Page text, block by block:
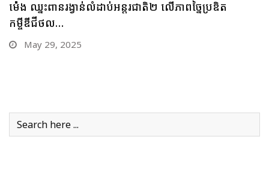
ចក្រថិក ចុះកិច្ចព្រមព្រៀងភាពជាដៃគូយុទ្ធសាស្ត្រផ្នែកបច្ចេកវិទ្យា
May 28, 2025